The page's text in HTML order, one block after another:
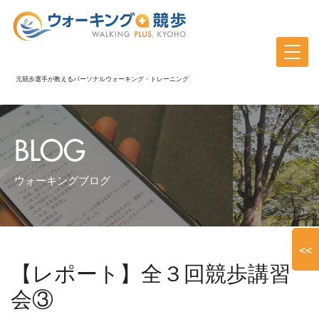
元競歩選手が教えるパーソナルウォーキング・トレーニング
BLOG
ウォーキングブログ
【レポート】全３回競歩講習
会③
<<